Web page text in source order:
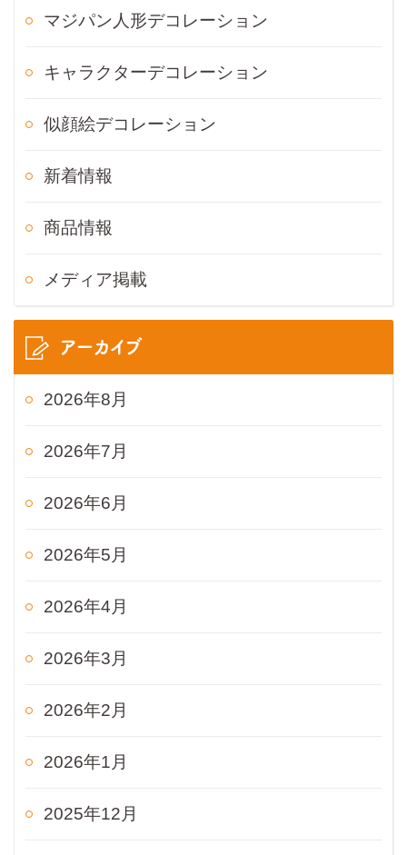
マジパン人形デコレーション
キャラクターデコレーション
似顔絵デコレーション
新着情報
商品情報
メディア掲載
アーカイブ
2026年8月
2026年7月
2026年6月
2026年5月
2026年4月
2026年3月
2026年2月
2026年1月
2025年12月